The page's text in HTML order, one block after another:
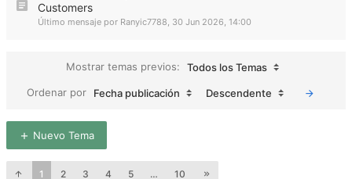
Customers
Último mensaje por Ranyic7788, 30 Jun 2026, 14:00
Mostrar temas previos:
Todos los Temas
Ordenar por
Fecha publicación Descendente
Nuevo Tema
1 2 3 4 5 … 10